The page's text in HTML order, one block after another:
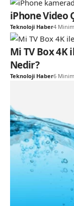
iPhone Video
Teknoloji Haber4
Mi TV Box 4K
Nedir?
Teknoloji Haber6